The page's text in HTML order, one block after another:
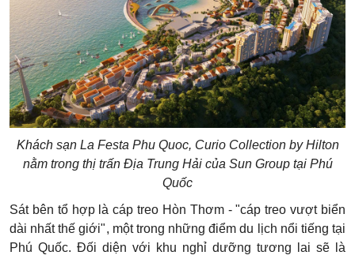
Khách sạn La Festa Phu Quoc, Curio Collection by Hilton
nằm trong thị trấn Địa Trung Hải của Sun Group tại Phú
Quốc
Sát bên tổ hợp là cáp treo Hòn Thơm - "cáp treo vượt biển
dài nhất thế giới", một trong những điểm du lịch nổi tiếng tại
Phú Quốc. Đối diện với khu nghỉ dưỡng tương lai sẽ là